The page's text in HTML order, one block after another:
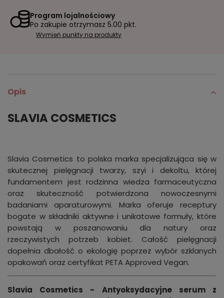
Program lojalnościowy
Po zakupie otrzymasz 5.00 pkt.
Wymień punkty na produkty
Opis
SLAVIA COSMETICS
Slavia Cosmetics to polska marka specjalizująca się w
skutecznej pielęgnacji twarzy, szyi i dekoltu, której
fundamentem jest rodzinna wiedza farmaceutyczna
oraz skuteczność potwierdzona nowoczesnymi
badaniami aparaturowymi. Marka oferuje receptury
bogate w składniki aktywne i unikatowe formuły, które
powstają w poszanowaniu dla natury oraz
rzeczywistych potrzeb kobiet. Całość pielęgnacji
dopełnia dbałość o ekologię poprzez wybór szklanych
opakowań oraz certyfikat PETA Approved Vegan.
Slavia Cosmetics - Antyoksydacyjne serum z